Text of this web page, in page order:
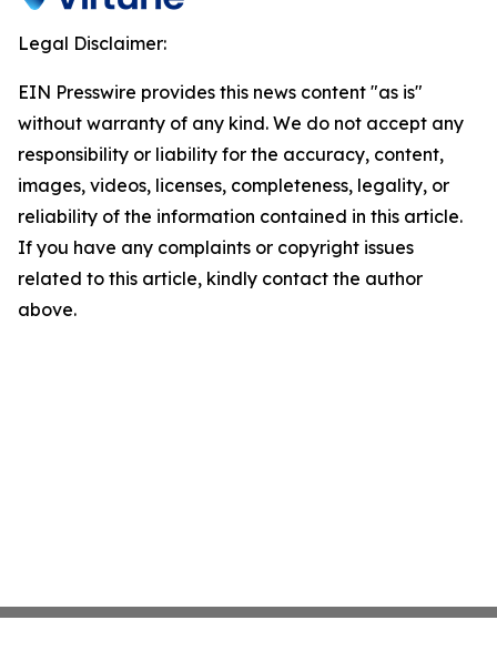
Legal Disclaimer:
EIN Presswire provides this news content "as is"
without warranty of any kind. We do not accept any
responsibility or liability for the accuracy, content,
images, videos, licenses, completeness, legality, or
reliability of the information contained in this article.
If you have any complaints or copyright issues
related to this article, kindly contact the author
above.